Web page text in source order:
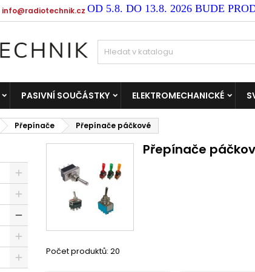
OD 5.8. DO 13.8. 2026 BUDE
info@radiotechnik.cz
PASIVNÍ SOUČÁSTKY ELEKTROMECHANICKÉ
Přepínače Přepínače páčkové
Přepínače
Počet produktů: 20